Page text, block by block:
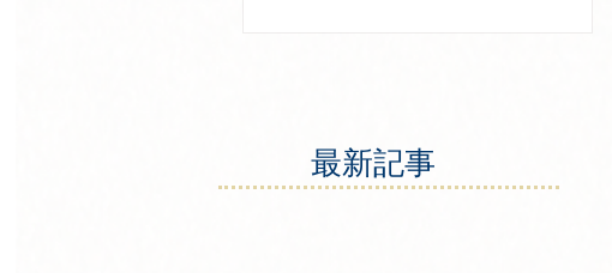
では、その入口を整える考え方を「ビジ
ネスカラー設計」と呼んでいます。 ビ
最新記事